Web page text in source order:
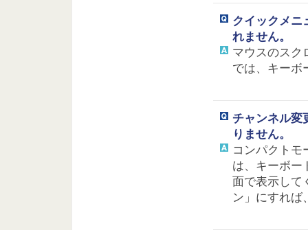
クイックメニ
れません。
マウスのスク
では、キーボ
チャンネル変
りません。
コンパクトモ
は、キーボー
面で表示して
ン」にすれば